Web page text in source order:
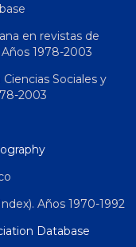
en revistas de
1978-2003
Sociales y
2003
Años 1970-1992
Database